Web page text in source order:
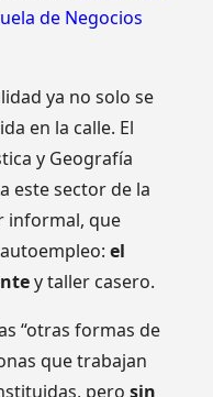
de Negocios
ya no solo se
en la calle. El
y Geografía
este sector de la
informal, que
el
y taller casero.
“otras formas de
que trabajan
pero sin